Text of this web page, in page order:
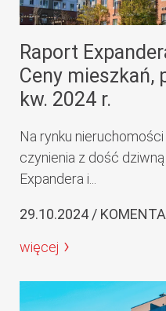
Raport
Ceny mieszkań,
kw. 2024 r.
Na rynku
czynienia z dość
Expandera i...
29.10.2024 /
więcej